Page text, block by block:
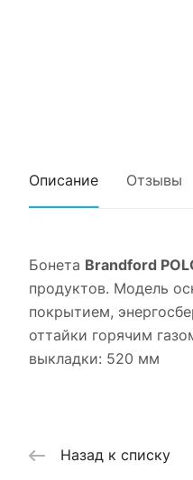
Описание Отзывы
Бонета Brandford
продуктов. Модель
покрытием,
оттайки горячим
выкладки: 520 мм
Назад к списку